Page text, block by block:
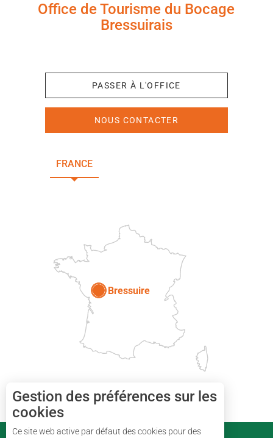
Office de Tourisme du Bocage
Bressuirais
PASSER À L'OFFICE
NOUS CONTACTER
FRANCE
Bressuire
Gestion des préférences sur les
cookies
Ce site web active par défaut des cookies pour des